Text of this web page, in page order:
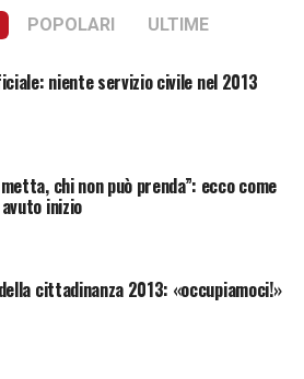
POPOLARI ULTIME
niente servizio civile nel 2013
metta, chi non può prenda”: ecco come
inizio
cittadinanza 2013: «occupiamoci!»